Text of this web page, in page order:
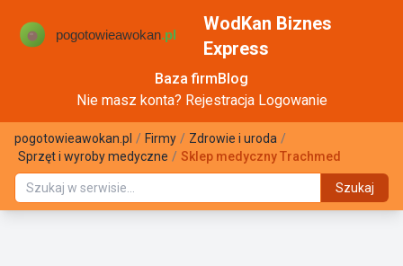
WodKan Biznes
Express
Baza firmBlog
Nie masz konta? Rejestracja Logowanie
pogotowieawokan.pl / Firmy / Zdrowie i uroda /
Sprzęt i wyroby medyczne / Sklep medyczny Trachmed
Szukaj